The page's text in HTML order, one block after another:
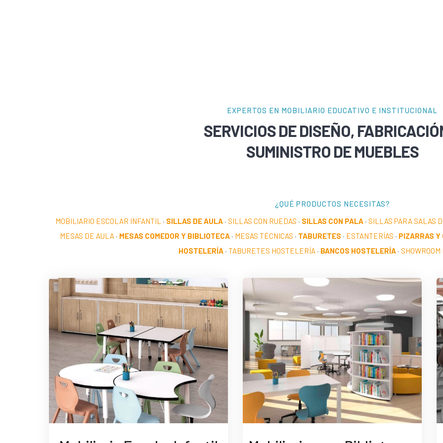
EXPERTOS EN MOBILIARIO EDUCATIVO E INSTITUCIONAL
SERVICIOS DE DISEÑO,
SUMINISTRO DE MUEBLES
¿QUÉ PRODUCTOS NECESITAS?
MOBILIARIO ESCOLAR INFANTIL · SILLAS DE AULA· SILLAS CON RUEDAS · SILLAS CON PALA· SILLAS PARA SALAS
MESAS DE AULA · MESAS COMEDOR Y BIBLIOTECA · MESAS TÉCNICAS · TABURETES · ESTANTERÍAS · PIZARRAS Y
HOSTELERÍA · TABURETES HOSTELERÍA · BANCOS HOSTELERÍA ·